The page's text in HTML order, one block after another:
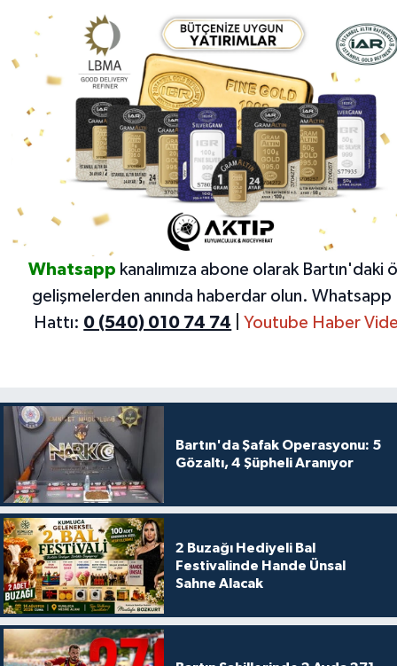
Whatsapp kanalımıza abone olarak Bartın'daki
gelişmelerden anında haberdar olun. Whatsapp
Hattı: 0 (540) 010 74 74 |Youtube Haber
Bartın'da Şafak Operasyonu: 5
Gözaltı, 4 Şüpheli Aranıyor
2 Buzağı Hediyeli Bal
Festivalinde Hande Ünsal
Sahne Alacak